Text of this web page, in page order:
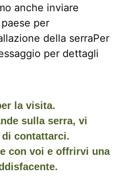
anche inviare
per
della serraPer
per dettagli
la visita.
sulla serra, vi
di contattarci.
con voi e offrirvi una